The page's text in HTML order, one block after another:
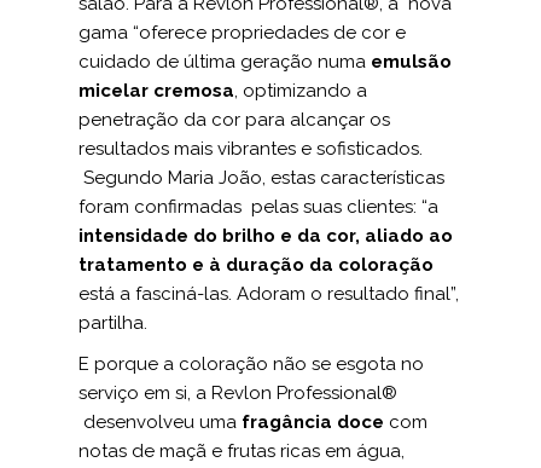
gama “oferece propriedades de cor e
cuidado de última geração numa emulsão
micelar cremosa, optimizando a
penetração da cor para alcançar os
resultados mais vibrantes e sofisticados.
Segundo Maria João, estas características
foram confirmadas pelas suas clientes: “a
intensidade do brilho e da cor, aliado ao
tratamento e à duração da coloração
está a fasciná-las. Adoram o resultado final”,
partilha.
E porque a coloração não se esgota no
serviço em si, a Revlon Professional®
desenvolveu uma fragância doce com
notas de maçã e frutas ricas em água,